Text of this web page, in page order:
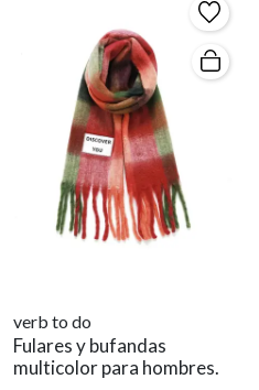
verb to do
Fulares y bufandas
multicolor para hombres.